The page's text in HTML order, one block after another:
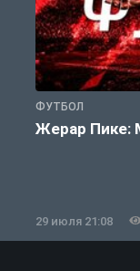
ФУТБОЛ
Жерар Пике:
29 июля 21:08